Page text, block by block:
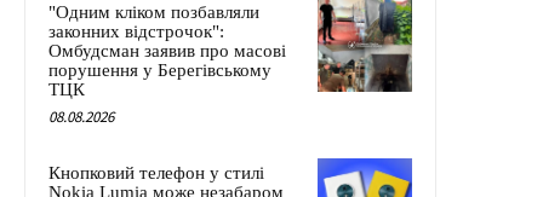
"Одним кліком позбавляли
законних відстрочок":
Омбудсман заявив про масові
порушення у Берегівському
ТЦК
08.08.2026
Кнопковий телефон у стилі
Nokia Lumia може незабаром